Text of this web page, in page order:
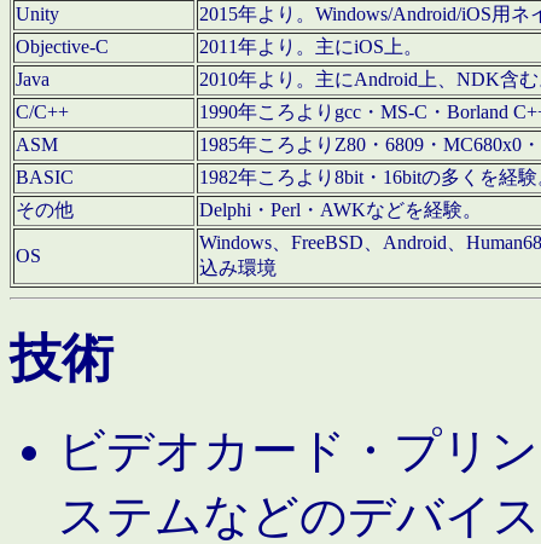
Unity
2015年より。Windows/Android/iOS用
Objective-C
2011年より。主にiOS上。
Java
2010年より。主にAndroid上、NDK含
C/C++
1990年ころよりgcc・MS-C・Borland
ASM
1985年ころよりZ80・6809・MC680x0
BASIC
1982年ころより8bit・16bitの多くを経
その他
Delphi・Perl・AWKなどを経験。
OS
Windows、FreeBSD、Android、
込み環境
技術
ビデオカード・プリ
ステムなどのデバイ